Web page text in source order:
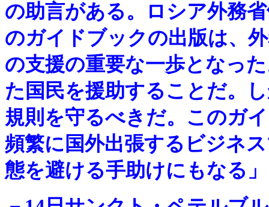
の助言がある。ロシア外務
のガイドブックの出版は、
の支援の重要な一歩となっ
た国民を援助することだ。
規則を守るべきだ。このガ
頻繁に国外出張するビジネ
態を避ける手助けにもなる